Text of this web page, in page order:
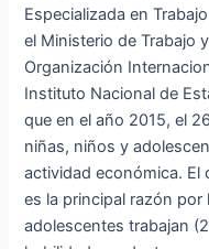
Especializada en
el Ministerio de Trabajo
Organización
Instituto Nacional de
que en el año 2015, el
niñas, niños y
actividad económica. El
es la principal razón
adolescentes trabajan